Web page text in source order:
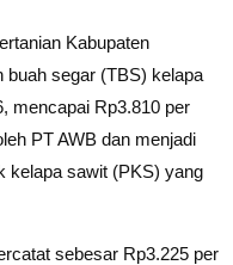
Kabupaten
buah segar (TBS) kelapa
mencapai Rp3.810 per
PT AWB dan menjadi
kelapa sawit (PKS) yang
sebesar Rp3.225 per